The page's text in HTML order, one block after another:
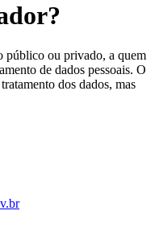
público ou privado, a quem
de dados pessoais. O
dos dados, mas